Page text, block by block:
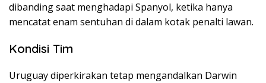
dibanding saat menghadapi Spanyol, ketika hanya
mencatat enam sentuhan di dalam kotak penalti lawan.
Kondisi Tim
Uruguay diperkirakan tetap mengandalkan Darwin